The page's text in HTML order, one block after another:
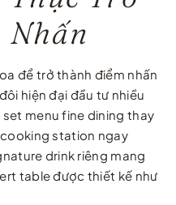
để trở thành điểm nhấn
hiện đại đầu tư nhiều
menu fine dining thay
station ngay
drink riêng mang
table được thiết kế như